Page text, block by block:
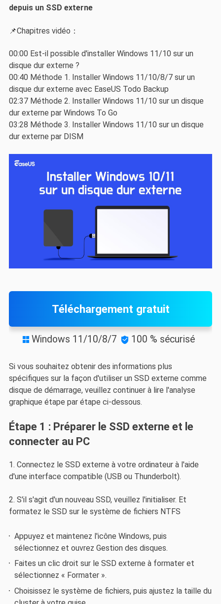
depuis un SSD externe
📌Chapitres vidéo：
00:00 Est-il possible d'installer Windows 11/10 sur un
disque dur externe ?
00:40 Méthode 1. Installer Windows 11/10/8/7 sur un
disque dur externe avec EaseUS Todo Backup
02:37 Méthode 2. Installer Windows 11/10 sur un disque
dur externe par Windows To Go
03:28 Méthode 3. Installer Windows 11/10 sur un disque
dur externe par DISM
Téléchargement gratuit
 Windows 11/10/8/7  100 % sécurisé
Si vous souhaitez obtenir des informations plus
spécifiques sur la façon d'utiliser un SSD externe comme
disque de démarrage, veuillez continuer à lire l'analyse
graphique étape par étape ci-dessous.
Étape 1 : Préparer le SSD externe et le
connecter au PC
1. Connectez le SSD externe à votre ordinateur à l'aide
d'une interface compatible (USB ou Thunderbolt).
2. S'il s'agit d'un nouveau SSD, veuillez l'initialiser. Et
formatez le SSD sur le système de fichiers NTFS
Appuyez et maintenez l'icône Windows, puis
sélectionnez et ouvrez Gestion des disques.
Faites un clic droit sur le SSD externe à formater et
sélectionnez « Formater ».
Choisissez le système de fichiers, puis ajustez la taille du